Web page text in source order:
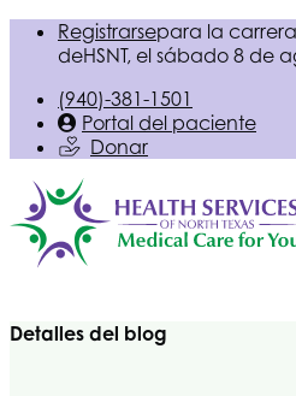
Registrarsepara la carrera
deHSNT, el sábado 8 de
(940)-381-1501
Portal del paciente
Donar
Detalles del blog